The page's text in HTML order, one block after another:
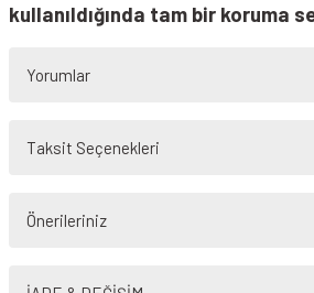
kullanıldığında tam bir koruma
Yorumlar
Taksit Seçenekleri
Önerileriniz